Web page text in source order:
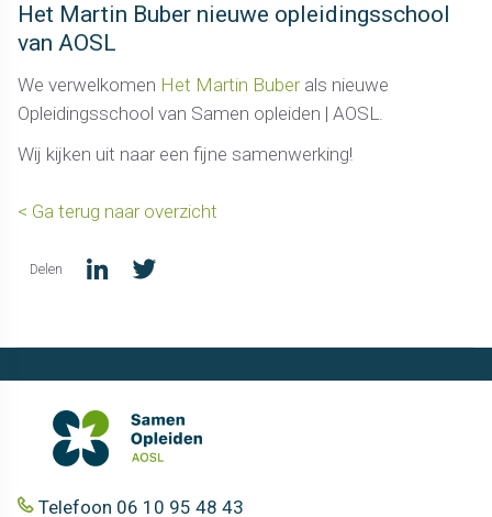
Het Martin Buber nieuwe opleidingsschool
van AOSL
We verwelkomen Het Martin Buberals nieuwe
Opleidingsschool van Samen opleiden | AOSL.
Wij kijken uit naar een fijne samenwerking!
< Ga terug naar overzicht
Delen
Telefoon 06 10 95 48 43